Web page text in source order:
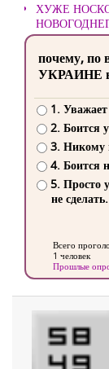
ХУЖЕ
почему, по
УКРАИНЕ в
1.
2. Боится
3. Никому
4. Боится
5. Просто
не сделать.
Всего
1 человек
Прошлые